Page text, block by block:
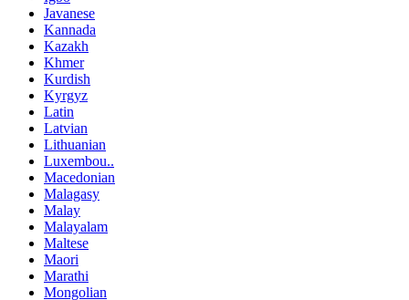
Javanese
Kannada
Kazakh
Khmer
Kurdish
Kyrgyz
Latin
Latvian
Lithuanian
Luxembou..
Macedonian
Malagasy
Malay
Malayalam
Maltese
Maori
Marathi
Mongolian